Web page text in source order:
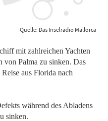
Quelle: Das Inselradio Mallorca
mit zahlreichen Yachten
von Palma zu sinken. Das
aus Florida nach
während des Abladens
sinken.